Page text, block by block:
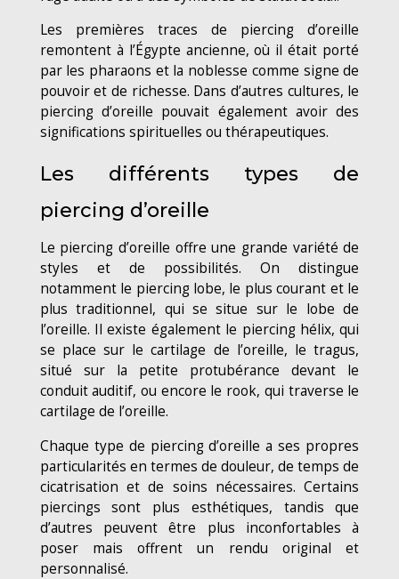
Les premières traces de piercing d’oreille
remontent à l’Égypte ancienne, où il était porté
par les pharaons et la noblesse comme signe de
pouvoir et de richesse. Dans d’autres cultures, le
piercing d’oreille pouvait également avoir des
significations spirituelles ou thérapeutiques.
Les différents types de
piercing d’oreille
Le piercing d’oreille offre une grande variété de
styles et de possibilités. On distingue
notamment le piercing lobe, le plus courant et le
plus traditionnel, qui se situe sur le lobe de
l’oreille. Il existe également le piercing hélix, qui
se place sur le cartilage de l’oreille, le tragus,
situé sur la petite protubérance devant le
conduit auditif, ou encore le rook, qui traverse le
cartilage de l’oreille.
Chaque type de piercing d’oreille a ses propres
particularités en termes de douleur, de temps de
cicatrisation et de soins nécessaires. Certains
piercings sont plus esthétiques, tandis que
d’autres peuvent être plus inconfortables à
poser mais offrent un rendu original et
personnalisé.